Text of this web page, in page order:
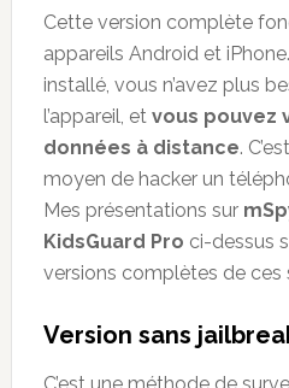
Cette version complète
appareils Android et
installé, vous n’avez plus
l’appareil, et vous pouvez
données à distance.
moyen de hacker un
Mes présentations sur
KidsGuard Pro ci-dessus
versions complètes de ces
Version sans